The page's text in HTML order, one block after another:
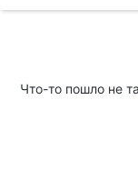
Что-то пошло не